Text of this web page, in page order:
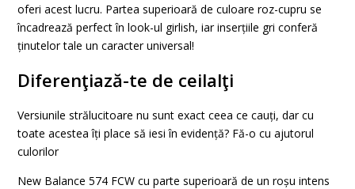
oferi acest lucru. Partea superioară de culoare roz-cupru se
încadrează perfect în look-ul girlish, iar inserțiile gri conferă
ținutelor tale un caracter universal!
Diferenţiază-te de ceilalţi
Versiunile strălucitoare nu sunt exact ceea ce cauți, dar cu
toate acestea îți place să iesi în evidență? Fă-o cu ajutorul
culorilor
New Balance 574 FCW cu parte superioară de un roșu intens